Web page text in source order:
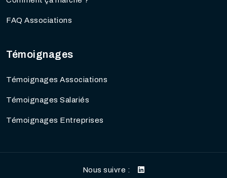
FAQ Associations
Témoignages
Témoignages Associations
Témoignages Salariés
Témoignages Entreprises
Nous suivre :